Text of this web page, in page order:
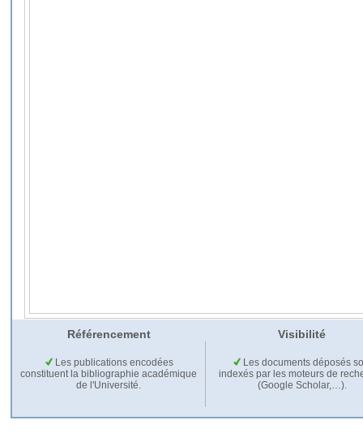
Référencement Visibilité
Les publications encodées
constituent la bibliographie académique
de l'Université.
Les documents déposés
indexés par les moteurs de
(Google Scholar,…).